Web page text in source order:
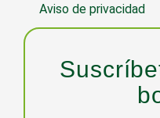
Aviso de privacidad